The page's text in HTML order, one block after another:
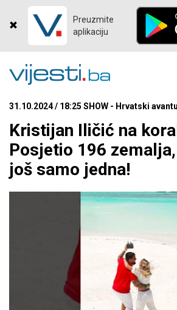
Preuzmite
aplikaciju
31.10.2024 / 18:25 SHOW - Hrvatski
Kristijan Iličić na
Posjetio 196
još samo jedna!